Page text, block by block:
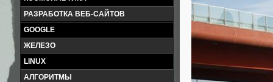
РАЗРАБОТКА ВЕБ-САЙТОВ
GOOGLE
ЖЕЛЕЗО
LINUX
АЛГОРИТМЫ